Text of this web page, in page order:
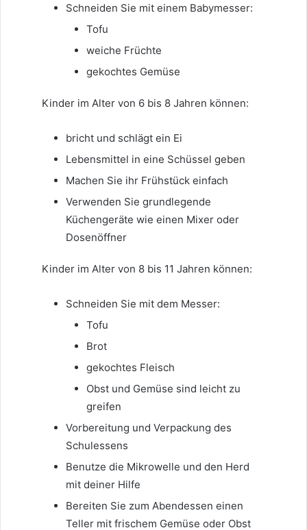
Schneiden Sie mit einem Babymesser:
Tofu
weiche Früchte
gekochtes Gemüse
Kinder im Alter von 6 bis 8 Jahren können:
bricht und schlägt ein Ei
Lebensmittel in eine Schüssel geben
Machen Sie ihr Frühstück einfach
Verwenden Sie grundlegende
Küchengeräte wie einen Mixer oder
Dosenöffner
Kinder im Alter von 8 bis 11 Jahren können:
Schneiden Sie mit dem Messer:
Tofu
Brot
gekochtes Fleisch
Obst und Gemüse sind leicht zu
greifen
Vorbereitung und Verpackung des
Schulessens
Benutze die Mikrowelle und den Herd
mit deiner Hilfe
Bereiten Sie zum Abendessen einen
Teller mit frischem Gemüse oder Obst